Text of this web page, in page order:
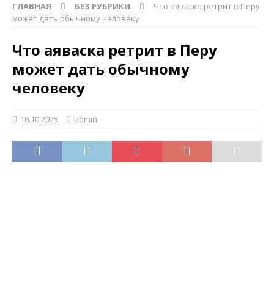
ГЛАВНАЯ БЕЗ РУБРИКИ
Что аяваска ретрит в Перу
может дать обычному человеку
Что аяваска ретрит в Перу
может дать обычному
человеку
16.10.2025 admin